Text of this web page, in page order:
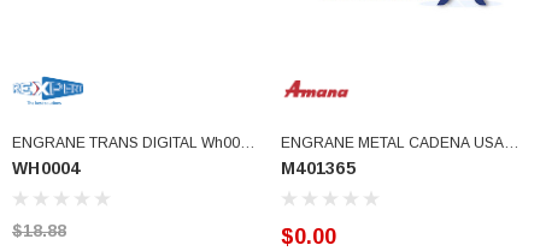
ENGRANE TRANS DIGITAL Wh0002
Wh0003 WH0005 WH0006
W10473144 W10006402,
W10006378 W10771758,W1077175
WH0004
$18.88
ENGRANE METAL CADENA USAR
M401365P (M401365)
M401365
$0.00